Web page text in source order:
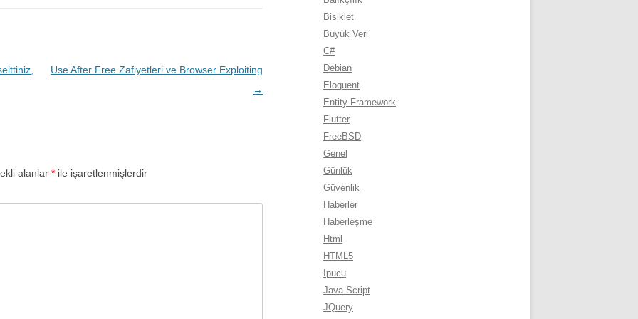
Use After Free Zafiyetleri ve Browser Exploiting
→
alanlar * ile işaretlenmişlerdir
Bisiklet
Büyük Veri
C#
Debian
Eloquent
Entity Framework
Flutter
FreeBSD
Genel
Günlük
Güvenlik
Haberler
Haberleşme
Html
HTML5
İpucu
Java Script
JQuery